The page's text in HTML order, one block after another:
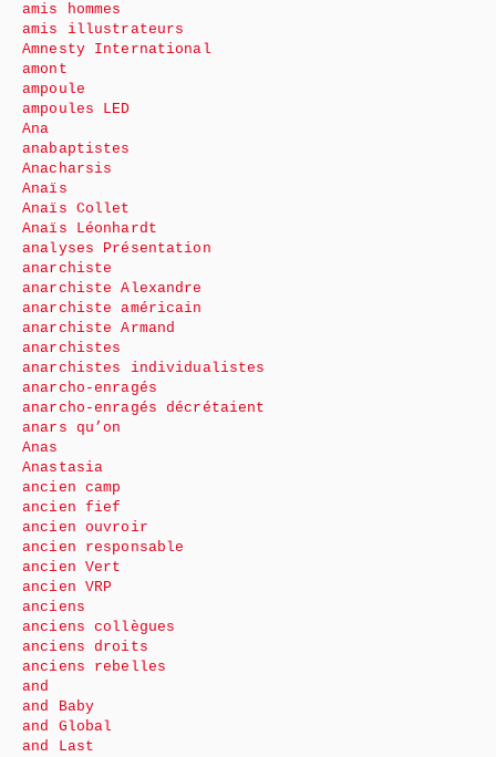
amis hommes
amis illustrateurs
Amnesty International
amont
ampoule
ampoules LED
Ana
anabaptistes
Anacharsis
Anaïs
Anaïs Collet
Anaïs Léonhardt
analyses Présentation
anarchiste
anarchiste Alexandre
anarchiste américain
anarchiste Armand
anarchistes
anarchistes individualistes
anarcho-enragés
anarcho-enragés décrétaient
anars qu’on
Anas
Anastasia
ancien camp
ancien fief
ancien ouvroir
ancien responsable
ancien Vert
ancien VRP
anciens
anciens collègues
anciens droits
anciens rebelles
and
and Baby
and Global
and Last